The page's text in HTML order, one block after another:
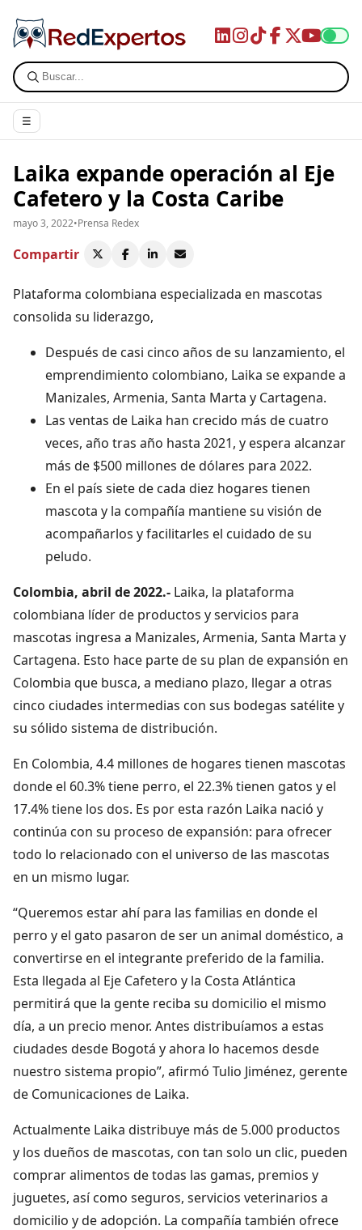
☰
Laika expande operación al Eje
Cafetero y la Costa Caribe
mayo 3, 2022•Prensa Redex
Compartir
Plataforma colombiana especializada en mascotas
consolida su liderazgo,
Después de casi cinco años de su lanzamiento, el
emprendimiento colombiano, Laika se expande a
Manizales, Armenia, Santa Marta y Cartagena.
Las ventas de Laika han crecido más de cuatro
veces, año tras año hasta 2021, y espera alcanzar
más de $500 millones de dólares para 2022.
En el país siete de cada diez hogares tienen
mascota y la compañía mantiene su visión de
acompañarlos y facilitarles el cuidado de su
peludo.
Colombia, abril de 2022.- Laika, la plataforma
colombiana líder de productos y servicios para
mascotas ingresa a Manizales, Armenia, Santa Marta y
Cartagena. Esto hace parte de su plan de expansión en
Colombia que busca, a mediano plazo, llegar a otras
cinco ciudades intermedias con sus bodegas satélite y
su sólido sistema de distribución.
En Colombia, 4.4 millones de hogares tienen mascotas
donde el 60.3% tiene perro, el 22.3% tienen gatos y el
17.4% tiene los dos. Es por esta razón Laika nació y
continúa con su proceso de expansión: para ofrecer
todo lo relacionado con el universo de las mascotas
en un mismo lugar.
“Queremos estar ahí para las familias en donde el
perro y el gato pasaron de ser un animal doméstico, a
convertirse en el integrante preferido de la familia.
Esta llegada al Eje Cafetero y la Costa Atlántica
permitirá que la gente reciba su domicilio el mismo
día, a un precio menor. Antes distribuíamos a estas
ciudades desde Bogotá y ahora lo hacemos desde
nuestro sistema propio”, afirmó Tulio Jiménez, gerente
de Comunicaciones de Laika.
Actualmente Laika distribuye más de 5.000 productos
y los dueños de mascotas, con tan solo un clic, pueden
comprar alimentos de todas las gamas, premios y
juguetes, así como seguros, servicios veterinarios a
domicilio y de adopción. La compañía también ofrece